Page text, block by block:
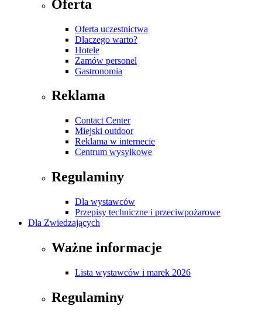
Oferta
Oferta uczestnictwa
Dlaczego warto?
Hotele
Zamów personel
Gastronomia
Reklama
Contact Center
Miejski outdoor
Reklama w internecie
Centrum wysyłkowe
Regulaminy
Dla wystawców
Przepisy techniczne i przeciwpożarowe
Dla Zwiedzających
Ważne informacje
Lista wystawców i marek 2026
Regulaminy